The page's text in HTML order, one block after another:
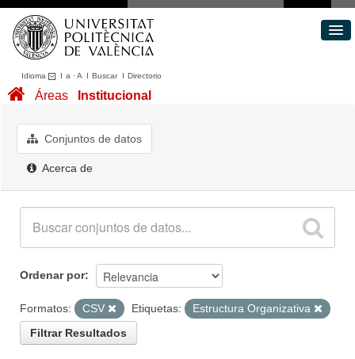
Idioma I a ·A I BuscarI Directorio
Conjuntos de datos
Acerca de
Áreas Institucional
Conjuntos de datos
Acerca de
Ordenar por
Formatos: CSV Etiquetas:
Estructura Organizativa
Filtrar Resultados